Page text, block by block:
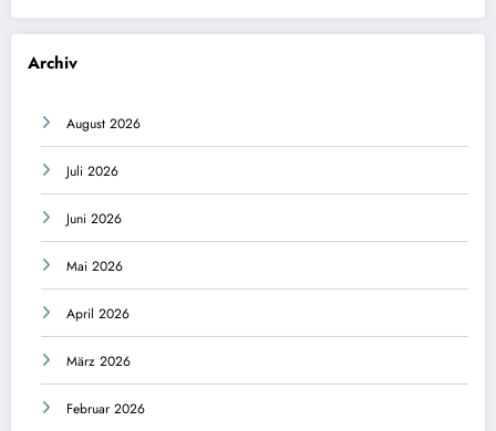
Archiv
August 2026
Juli 2026
Juni 2026
Mai 2026
April 2026
März 2026
Februar 2026